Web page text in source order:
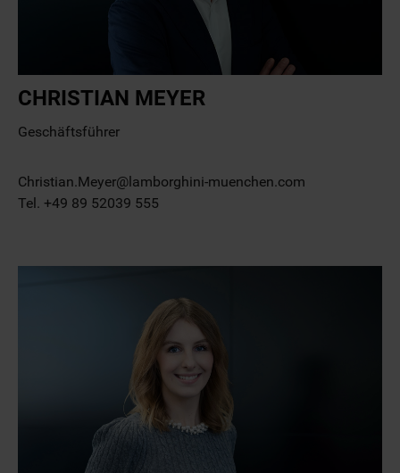
CHRISTIAN MEYER
Geschäftsführer
Christian.Meyer@lamborghini-muenchen.com
Tel. +49 89 52039 555